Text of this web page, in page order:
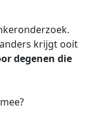
krijgt ooit
degenen die